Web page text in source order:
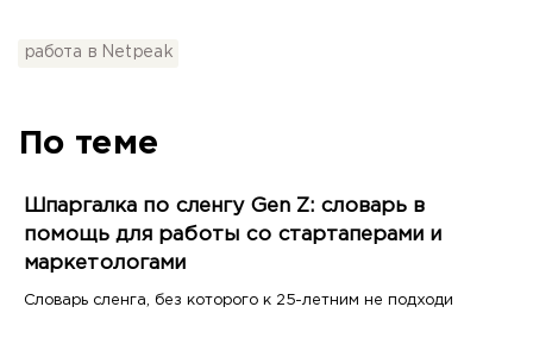
работа в Netpeak
По теме
Шпаргалка по сленгу Gen Z: словарь в
помощь для работы со стартаперами и
маркетологами
Словарь сленга, без которого к 25-летним не подходи